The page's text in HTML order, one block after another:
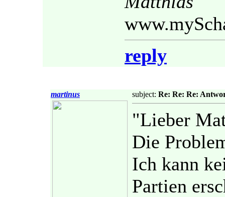
reply
martinus subject: Re: Re: Re:
"Lieber
Die
Ich kann
Partien